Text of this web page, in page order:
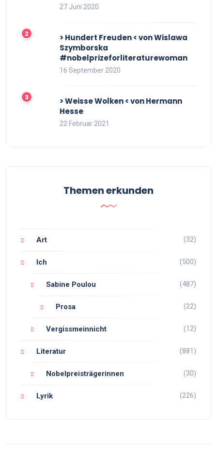
27 Juni 2020
> Hundert Freuden < von Wislawa
Szymborska
#nobelprizeforliteraturewoman
16 September 2020
> Weisse Wolken < von Hermann
Hesse
22 Februar 2021
Themen erkunden
Art (32)
Ich (500)
Sabine Poulou (487)
Prosa (22)
Vergissmeinnicht (12)
Literatur (881)
Nobelpreisträgerinnen (30)
Lyrik (226)